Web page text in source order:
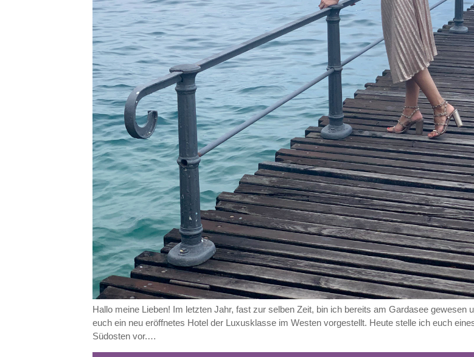
Hallo meine Lieben! Im letzten Jahr, fast zur selben Zeit, bin ich bereits am Gardasee gewesen
euch ein neu eröffnetes Hotel der Luxusklasse im Westen vorgestellt. Heute stelle ich euch
Südosten vor.…